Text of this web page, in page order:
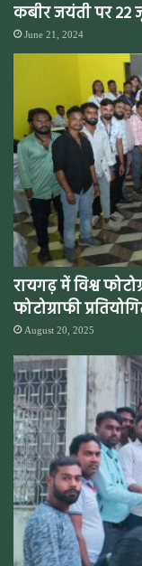
कबीर जयंती पर 22
June 21, 2024
रायगढ़ में विश्व
फोटोग्राफी
August 20, 2025